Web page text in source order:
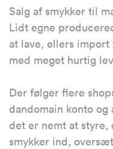
Salg af smykker til
Lidt egne
at lave, ellers
med meget hurtig
Der følger flere
dandomain konto
det er nemt at
smykker ind,